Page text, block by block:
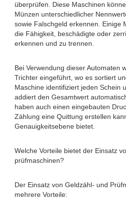
überprüfen. Diese Maschinen
Münzen unterschiedlicher
sowie Falschgeld erkennen. Einige
die Fähigkeit, beschädigte oder
erkennen und zu trennen.
Bei Verwendung dieser Automaten
Trichter eingeführt, wo es sortiert
Maschine identifiziert jeden Schein
addiert den Gesamtwert
haben auch einen eingebauten
Zählung eine Quittung erstellen
Genauigkeitsebene bietet.
Welche Vorteile bietet der Einsatz
prüfmaschinen?
Der Einsatz von Geldzähl- und
mehrere Vorteile: